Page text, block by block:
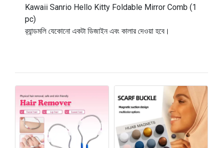
Kawaii Sanrio Hello Kitty Foldable Mirror Comb (1
pc)
র‍্যান্ডমলি যেকোনো একটা ডিজাইন এবং কালার দেওয়া হবে।